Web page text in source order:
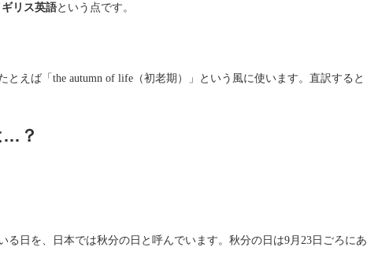
ギリス英語という点です。
えば「the autumn of life（初老期）」という風に使います。直訳すると
…？
日を、日本では秋分の日と呼んでいます。秋分の日は9月23日ごろにあ